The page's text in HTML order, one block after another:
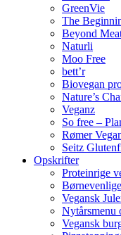
GreenVie
The
Beyond
Naturli
Moo Free
bett’r
Biovegan
Nature’s
Veganz
So free –
Rømer
Seitz
Opskrifter
Proteinrige
Vegansk
Nytårsmenu
Vegansk